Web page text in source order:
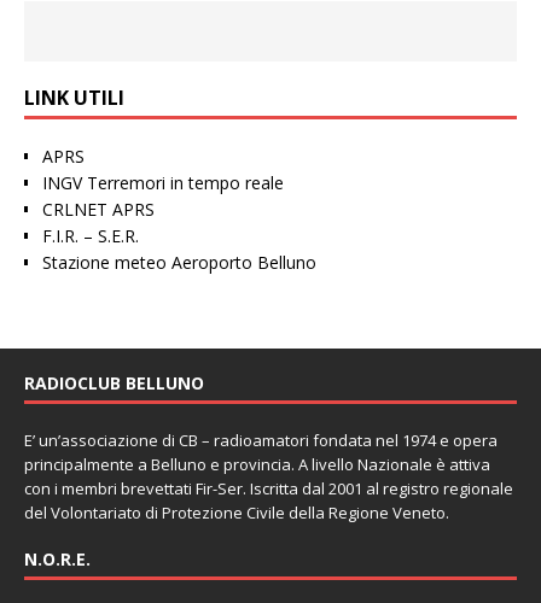
LINK UTILI
APRS
INGV Terremori in tempo reale
CRLNET APRS
F.I.R. – S.E.R.
Stazione meteo Aeroporto Belluno
RADIOCLUB BELLUNO
E’ un’associazione di CB – radioamatori fondata nel 1974 e opera
principalmente a Belluno e provincia. A livello Nazionale è attiva
con i membri brevettati Fir-Ser. Iscritta dal 2001 al registro regionale
del Volontariato di Protezione Civile della Regione Veneto.
N.O.R.E.